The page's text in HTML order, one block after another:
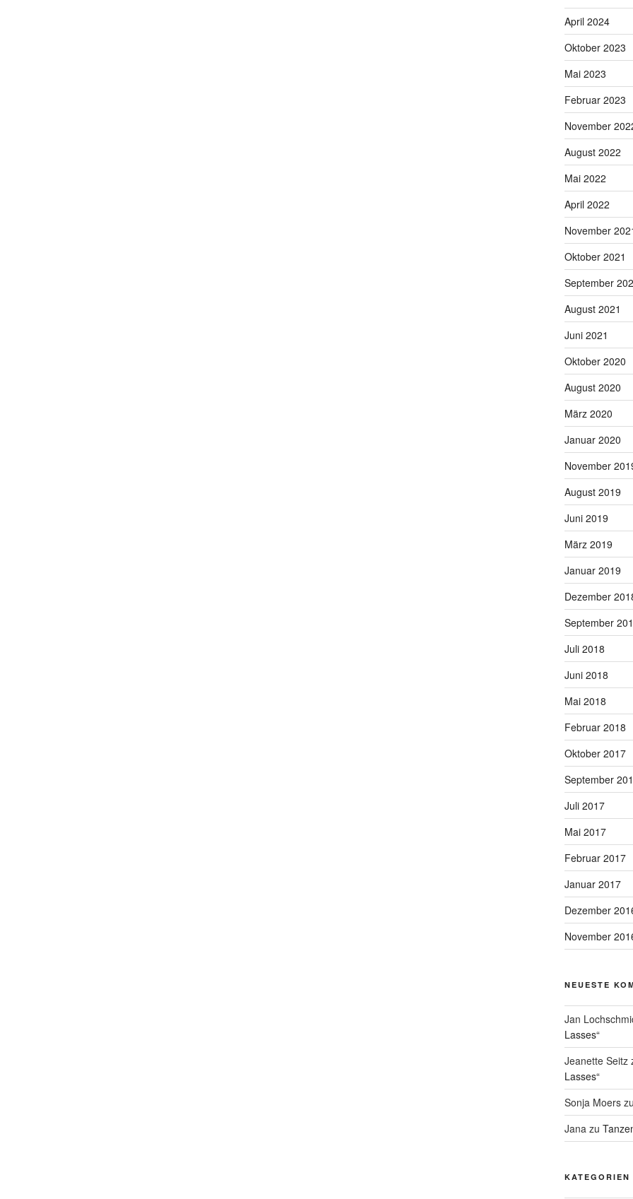
April 2024
Oktober 2023
Mai 2023
Februar 2023
November
August 2022
Mai 2022
April 2022
November
Oktober 2021
September
August 2021
Juni 2021
Oktober 2020
August 2020
März 2020
Januar 2020
November
August 2019
Juni 2019
März 2019
Januar 2019
Dezember
September
Juli 2018
Juni 2018
Mai 2018
Februar 2018
Oktober 2017
September
Juli 2017
Mai 2017
Februar 2017
Januar 2017
Dezember
November
NEUESTE
Jan
Lasses“
Jeanette Seitz
Lasses“
Sonja Moers
Janazu
KATEGORIEN